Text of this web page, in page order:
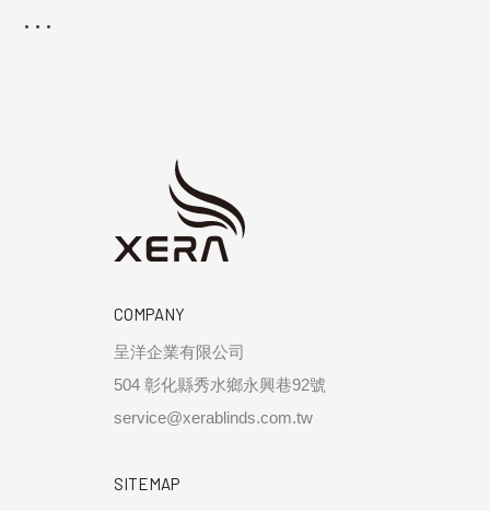
COMPANY
呈洋企業有限公司
504 彰化縣秀水鄉永興巷92號
service@xerablinds.com.tw
SITEMAP